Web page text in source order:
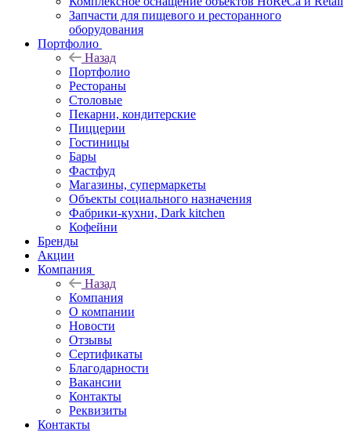
Запчасти для пищевого и ресторанного
оборудования
Портфолио
Назад
Портфолио
Рестораны
Столовые
Пекарни, кондитерские
Пиццерии
Гостиницы
Бары
Фастфуд
Магазины, супермаркеты
Объекты социального назначения
Фабрики-кухни, Dark kitchen
Кофейни
Бренды
Акции
Компания
Назад
Компания
О компании
Новости
Отзывы
Сертификаты
Благодарности
Вакансии
Контакты
Реквизиты
Контакты